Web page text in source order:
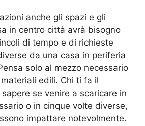
anche gli spazi e gli
in centro città avrà bisogno
di tempo e di richieste
da una casa in periferia
solo al mezzo necessario
edili. Chi ti fa il
se venire a scaricare in
o in cinque volte diverse,
impattare notevolmente.